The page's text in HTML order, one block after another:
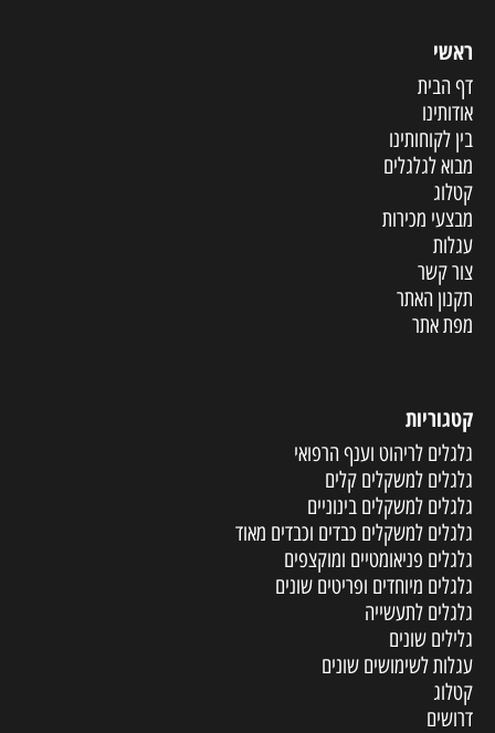
ראשי
דף הבית
אודותינו
בין לקוחותינו
מבוא לגלגלים
קטלוג
מבצעי מכירות
עגלות
צור קשר
תקנון האתר
מפת אתר
קטגוריות
גלגלים לריהוט וענף הרפואי
גלגלים למשקלים קלים
גלגלים למשקלים בינוניים
גלגלים למשקלים כבדים וכבדים מאוד
גלגלים פניאומטיים ומוקצפים
גלגלים מיוחדים ופריטים שונים
גלגלים לתעשייה
גלילים שונים
עגלות לשימושים שונים
קטלוג
דרושים